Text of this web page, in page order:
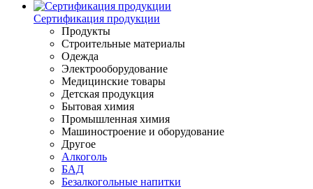
Сертификация продукции
Продукты
Строительные материалы
Одежда
Электрооборудование
Медицинские товары
Детская продукция
Бытовая химия
Промышленная химия
Машиностроение и оборудование
Другое
Алкоголь
БАД
Безалкогольные напитки